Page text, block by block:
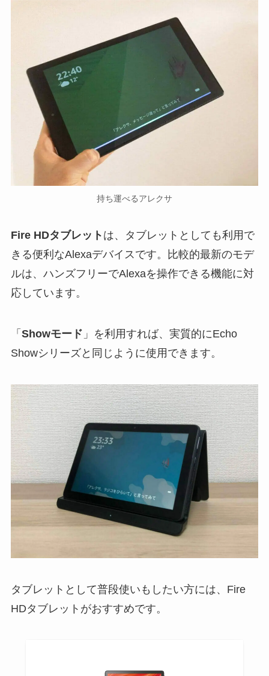
持ち運べるアレクサ
Fire HDタブレット は、タブレットとしても利用で
きる便利なAlexaデバイスです。比較的最新のモデ
ルは、ハンズフリーでAlexaを操作できる機能に対
応しています。
「 Showモード 」を利用すれば、実質的にEcho
Showシリーズと同じように使用できます。
タブレットとして普段使いもしたい方には、Fire
HDタブレットがおすすめです。